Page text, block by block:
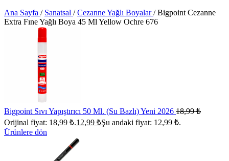
Ana Sayfa / Sanatsal / Cezanne Yağlı Boyalar/ Bigpoint Cezanne
Extra Fıne Yağlı Boya 45 Ml Yellow Ochre 676
Bigpoint Sıvı Yapıştırıcı 50 Ml. (Su Bazlı) Yeni 2026 18,99₺
Orijinal fiyat: 18,99 ₺.12,99 ₺Şu andaki fiyat: 12,99 ₺.
Ürünlere dön